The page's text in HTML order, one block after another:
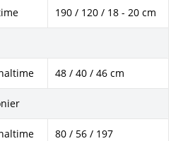
190 / 120 / 18 - 20 cm
48 / 40 / 46 cm
80 / 56 / 197